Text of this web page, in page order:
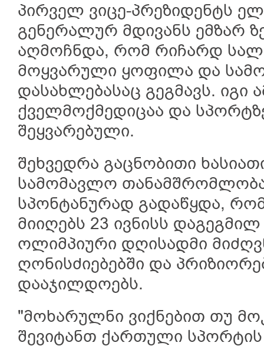
პირველ ვიცე-პრეზიდენტს
გენერალურ მდივანს ემზარ
აღმოჩნდა, რომ რიჩარდ
მოყვარული ყოფილა და
დასახლებასაც გეგმავს.
ქველმოქმედიცაა და
შეყვარებული.
შეხვედრა გაცნობითი
სამომავლო
სპონტანურად გადაწყდა,
მიიღებს 23 ივნისს
ოლიმპიური დღისადმი
ღონისძიებებში და
დააჯილდოებს.
"მოხარულნი ვიქნებით თუ
შევიტანთ ქართული სპორტის